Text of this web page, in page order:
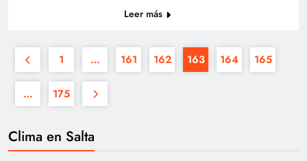
Leer más
1 … 161 162 163 164 165
… 175
Clima en Salta